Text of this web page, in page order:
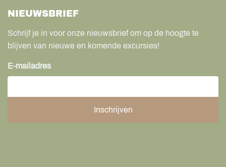
NIEUWSBRIEF
Schrijf je in voor onze nieuwsbrief om op de hoogte te
blijven van nieuwe en komende excursies!
E-mailadres